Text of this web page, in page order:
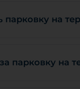
парковку на
парковку на